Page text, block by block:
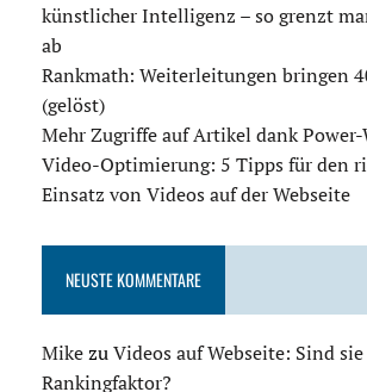
künstlicher Intelligenz – so grenzt
ab
Rankmath: Weiterleitungen bringen
(gelöst)
Mehr Zugriffe auf Artikel dank Power-
Video-Optimierung: 5 Tipps für den
Einsatz von Videos auf der Webseite
NEUSTE KOMMENTARE
MikezuVideos auf Webseite: Sind
Rankingfaktor?